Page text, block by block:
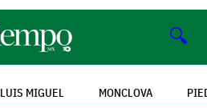
🔍
LUIS MIGUEL MONCLOVA